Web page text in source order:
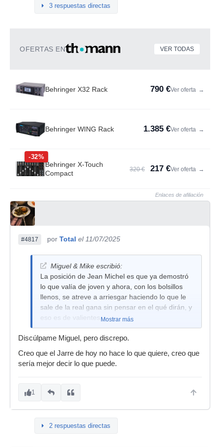
3 respuestas directas
OFERTAS EN VER TODAS
Behringer X32 Rack 790 €Ver oferta →
Behringer WING Rack 1.385 €Ver oferta →
-32%
Behringer X-Touch
Compact
320 € 217 €Ver oferta →
Enlaces de afiliación
#4817 por Total el 11/07/2025
Miguel & Mike escribió:
La posición de Jean Michel es que ya demostró
lo que valía de joven y ahora, con los bolsillos
llenos, se atreve a arriesgar haciendo lo que le
sale de la real gana sin pensar en el qué dirán, y
eso es de valientes.Mostrar más
Discúlpame Miguel, pero discrepo.
Creo que el Jarre de hoy no hace lo que quiere, creo que
sería mejor decir lo que puede.
1
2 respuestas directas